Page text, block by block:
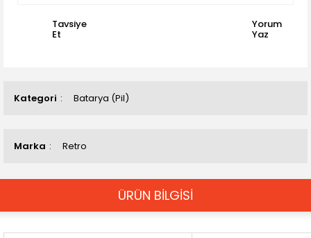
Kategori Batarya (Pil)
Marka Retro
Tavsiye
Et
Yorum
Yaz
ÜRÜN BİLGİSİ